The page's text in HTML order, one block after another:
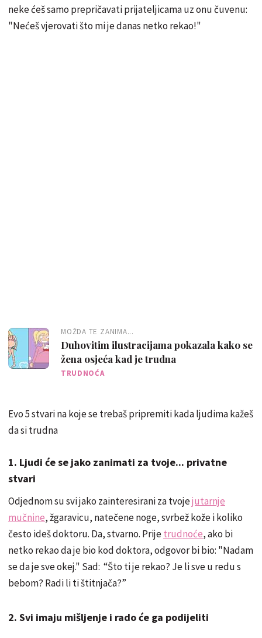
neke ćeš samo prepričavati prijateljicama uz onu čuvenu:
"Nećeš vjerovati što mi je danas netko rekao!"
MOŽDA TE ZANIMA...
Duhovitim ilustracijama pokazala kako se
žena osjeća kad je trudna
TRUDNOĆA
Evo 5 stvari na koje se trebaš pripremiti kada ljudima kažeš
da si trudna
1. Ljudi će se jako zanimati za tvoje... privatne
stvari
Odjednom su svi jako zainteresirani za tvojejutarnje
mučnine, žgaravicu, natečene noge, svrbež kože i koliko
često ideš doktoru. Da, stvarno. Prijetrudnoće, ako bi
netko rekao da je bio kod doktora, odgovor bi bio: "Nadam
se da je sve okej." Sad: “Što ti je rekao? Je li sve u redu s
bebom? Radi li ti štitnjača?”
2. Svi imaju mišljenje i rado će ga podijeliti